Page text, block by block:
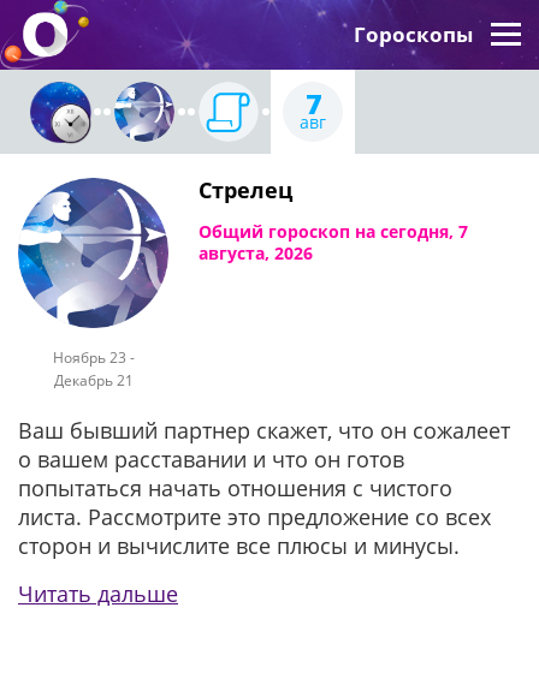
Гороскопы
7
авг
Ноябрь 23 -
Декабрь 21
Стрелец
Общий гороскоп на сегодня, 7
августа, 2026
Ваш бывший партнер скажет, что он сожалеет
о вашем расставании и что он готов
попытаться начать отношения с чистого
листа. Рассмотрите это предложение со всех
сторон и вычислите все плюсы и минусы.
Читать дальше